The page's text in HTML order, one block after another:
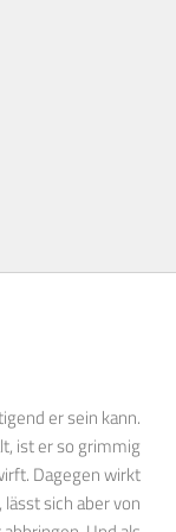
er sein kann.
ist er so grimmig
Dagegen wirkt
sich aber von